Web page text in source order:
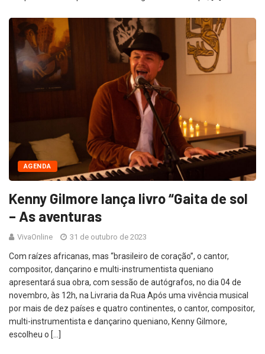
AGENDA
Kenny Gilmore lança livro “Gaita de sol
– As aventuras
VivaOnline 31 de outubro de 2023
Com raízes africanas, mas “brasileiro de coração”, o cantor,
compositor, dançarino e multi-instrumentista queniano
apresentará sua obra, com sessão de autógrafos, no dia 04 de
novembro, às 12h, na Livraria da Rua Após uma vivência musical
por mais de dez países e quatro continentes, o cantor, compositor,
multi-instrumentista e dançarino queniano, Kenny Gilmore,
escolheu o […]